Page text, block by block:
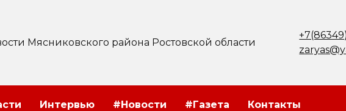
Мясниковского района Ростовской области
Интервью #Новости #Газета Контакты